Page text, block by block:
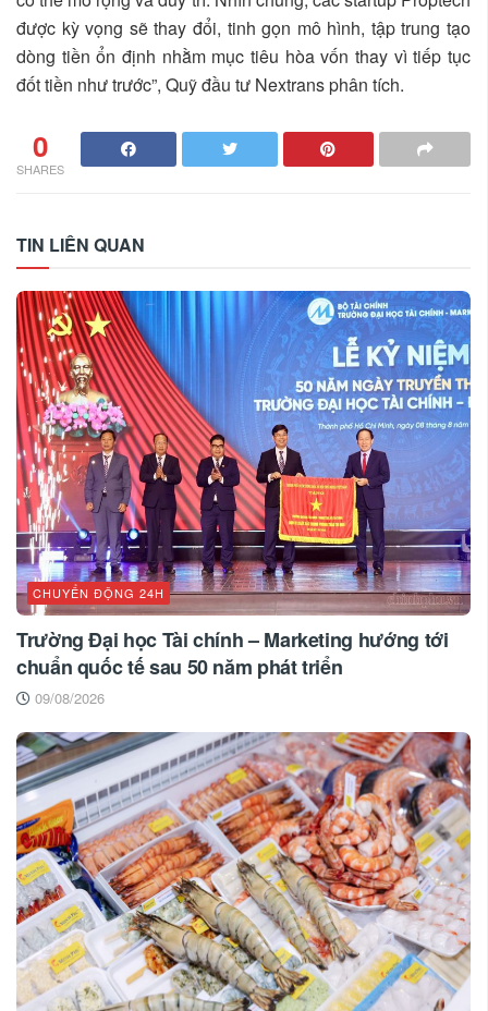
được kỳ vọng sẽ thay đổi, tinh gọn mô hình, tập trung tạo
dòng tiền ổn định nhằm mục tiêu hòa vốn thay vì tiếp tục
đốt tiền như trước”, Quỹ đầu tư Nextrans phân tích.
0
SHARES
TIN LIÊN QUAN
CHUYỂN ĐỘNG 24H
Trường Đại học Tài chính – Marketing hướng tới
chuẩn quốc tế sau 50 năm phát triển
09/08/2026